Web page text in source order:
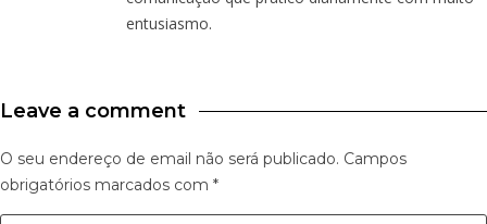
entusiasmo.
Leave a comment
O seu endereço de email não será publicado. Campos
obrigatórios marcados com *